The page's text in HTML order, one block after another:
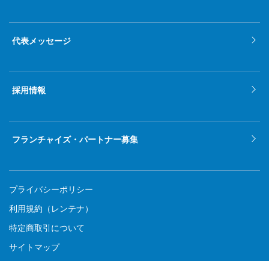
代表メッセージ
採用情報
フランチャイズ・パートナー募集
プライバシーポリシー
利用規約（レンテナ）
特定商取引について
サイトマップ